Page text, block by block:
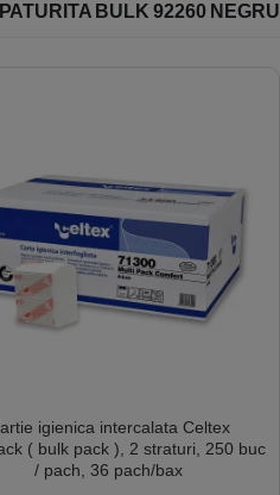
BULK 92260 NEGRU
igienica intercalata Celtex
( bulk pack ), 2 straturi, 250 buc
/ pach, 36 pach/bax